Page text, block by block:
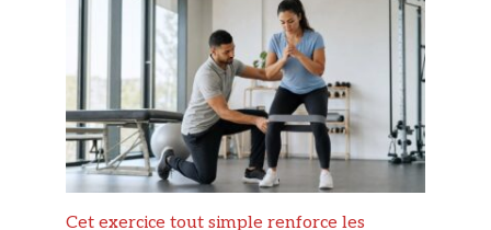
Cet exercice tout simple renforce les